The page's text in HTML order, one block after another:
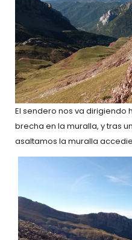
El sendero nos va dirigiendo
brecha en la muralla, y tras
asaltamos la muralla